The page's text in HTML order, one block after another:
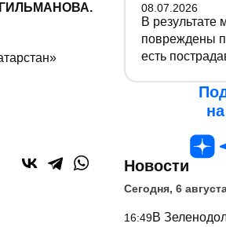
08.07.2026
В
повреждены
есть
Новости
Сегодня, 6
16:49В